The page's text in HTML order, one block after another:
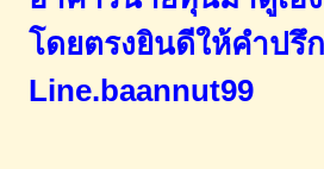
โดยตรงยินดีให้คำปรึ
Line.baannut99